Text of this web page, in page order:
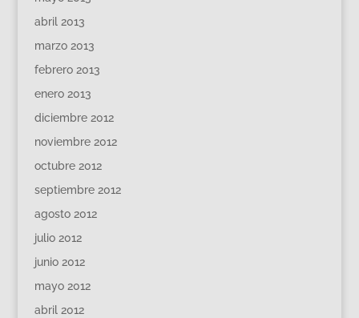
abril 2013
marzo 2013
febrero 2013
enero 2013
diciembre 2012
noviembre 2012
octubre 2012
septiembre 2012
agosto 2012
julio 2012
junio 2012
mayo 2012
abril 2012